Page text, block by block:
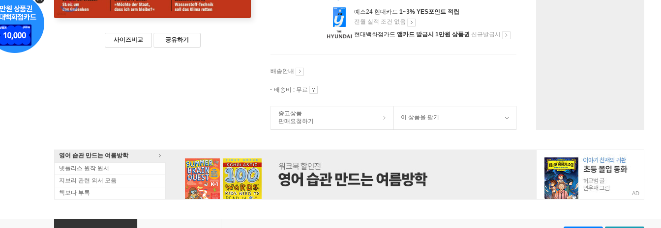
사이즈비교 공유하기
예스24 현대카드 1~3% YES포인트 적립
전월 실적 조건 없음
현대백화점카드 앱카드 발급시 1만원 상품권 신규발급시
배송안내
배송비 : 무료
중고상품
판매요청하기
이 상품을 팔기
영어 습관 만드는 여름방학
넷플리스 원작 원서
지브리 관련 외서 모음
책보다 부록
AD